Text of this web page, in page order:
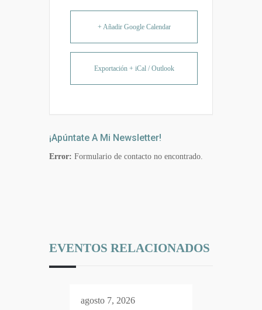
+ Añadir Google Calendar
Exportación + iCal / Outlook
¡Apúntate A Mi Newsletter!
Error: Formulario de contacto no encontrado.
EVENTOS RELACIONADOS
agosto 7, 2026